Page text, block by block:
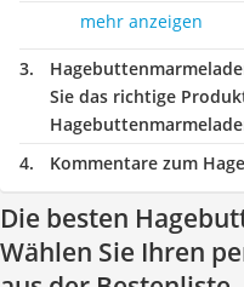
mehr anzeigen
Sie das richtige
Kommentare zum
Die besten
Wählen Sie Ihren